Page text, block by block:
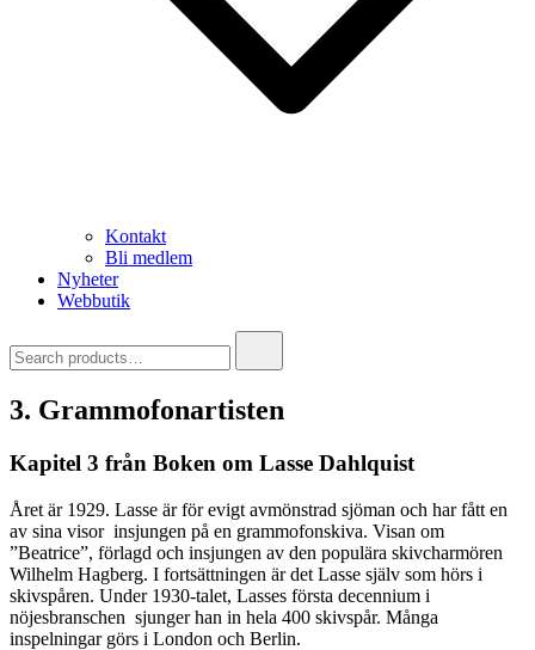
Kontakt
Bli medlem
Nyheter
Webbutik
for:
3. Grammofonartisten
Kapitel 3 från Boken om Lasse Dahlquist
Året är 1929. Lasse är för evigt avmönstrad sjöman och har fått en
av sina visor insjungen på en grammofonskiva. Visan om
”Beatrice”, förlagd och insjungen av den populära skivcharmören
Wilhelm Hagberg. I fortsättningen är det Lasse själv som hörs i
skivspåren. Under 1930-talet, Lasses första decennium i
nöjesbranschen sjunger han in hela 400 skivspår. Många
inspelningar görs i London och Berlin.